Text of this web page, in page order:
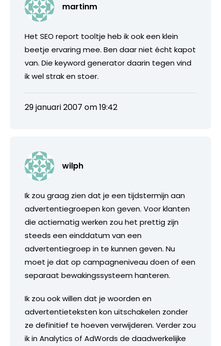
martinm
Het SEO report tooltje heb ik ook een klein
beetje ervaring mee. Ben daar niet écht kapot
van. Die keyword generator daarin tegen vind
ik wel strak en stoer.
29 januari 2007 om 19:42
wilph
Ik zou graag zien dat je een tijdstermijn aan
advertentiegroepen kon geven. Voor klanten
die actiematig werken zou het prettig zijn
steeds een einddatum van een
advertentiegroep in te kunnen geven. Nu
moet je dat op campagneniveau doen of een
separaat bewakingssysteem hanteren.
Ik zou ook willen dat je woorden en
advertentieteksten kon uitschakelen zonder
ze definitief te hoeven verwijderen. Verder zou
ik in Analytics of AdWords de daadwerkelijke